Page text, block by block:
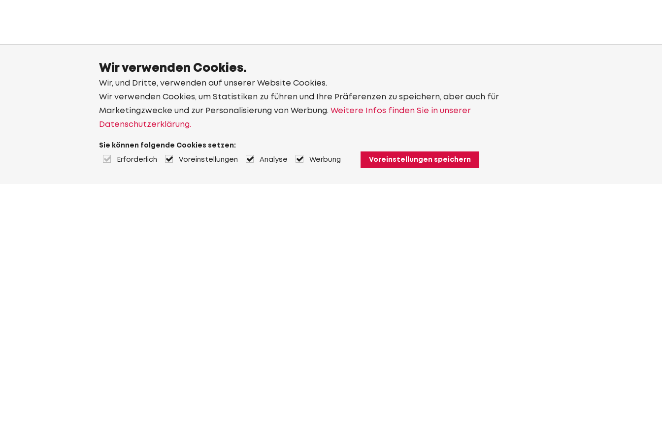
Wir verwenden Cookies.
Wir, und Dritte, verwenden auf unserer Website Cookies.
Wir verwenden Cookies, um Statistiken zu führen und Ihre Präferenzen zu speichern, aber auch für
Marketingzwecke und zur Personalisierung von Werbung. Weitere Infos finden Sie in unserer
Datenschutzerklärung.
Sie können folgende Cookies setzen:
Erforderlich Voreinstellungen Analyse Werbung Voreinstellungen speichern